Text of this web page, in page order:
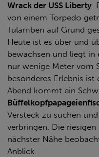
Wrack der USS Liberty.
von einem Torpedo
Tulamben auf Grund
Heute ist es über und
bewachsen und liegt
nur wenige Meter vom
besonderes Erlebnis
Abend kommt ein
Versteck zu suchen
verbringen. Die riesigen
nächster Nähe
Anblick.